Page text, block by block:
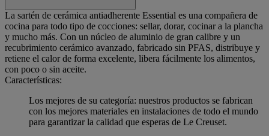
La sartén de cerámica antiadherente Essential es una compañera de
cocina para todo tipo de cocciones: sellar, dorar, cocinar a la plancha
y mucho más. Con un núcleo de aluminio de gran calibre y un
recubrimiento cerámico avanzado, fabricado sin PFAS, distribuye y
retiene el calor de forma excelente, libera fácilmente los alimentos,
con poco o sin aceite.
Características:
Los mejores de su categoría: nuestros productos se fabrican
con los mejores materiales en instalaciones de todo el mundo
para garantizar la calidad que esperas de Le Creuset.